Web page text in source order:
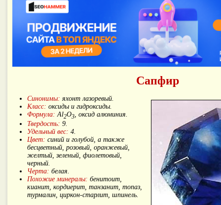
Сапфир
Синонимы: яхонт лазоревый.
Класс: оксиды и гидроксиды.
Формула: Al2O3, оксид алюминия.
Твердость: 9.
Удельный вес: 4.
Цвет: синий и голубой, а также
бесцветный, розовый, оранжевый,
желтый, зеленый, фиолетовый,
черный.
Черта: белая.
Похожие минералы: бенитоит,
кианит, кордиерит, танзанит, топаз,
турмалин, циркон-старлит, шпинель.